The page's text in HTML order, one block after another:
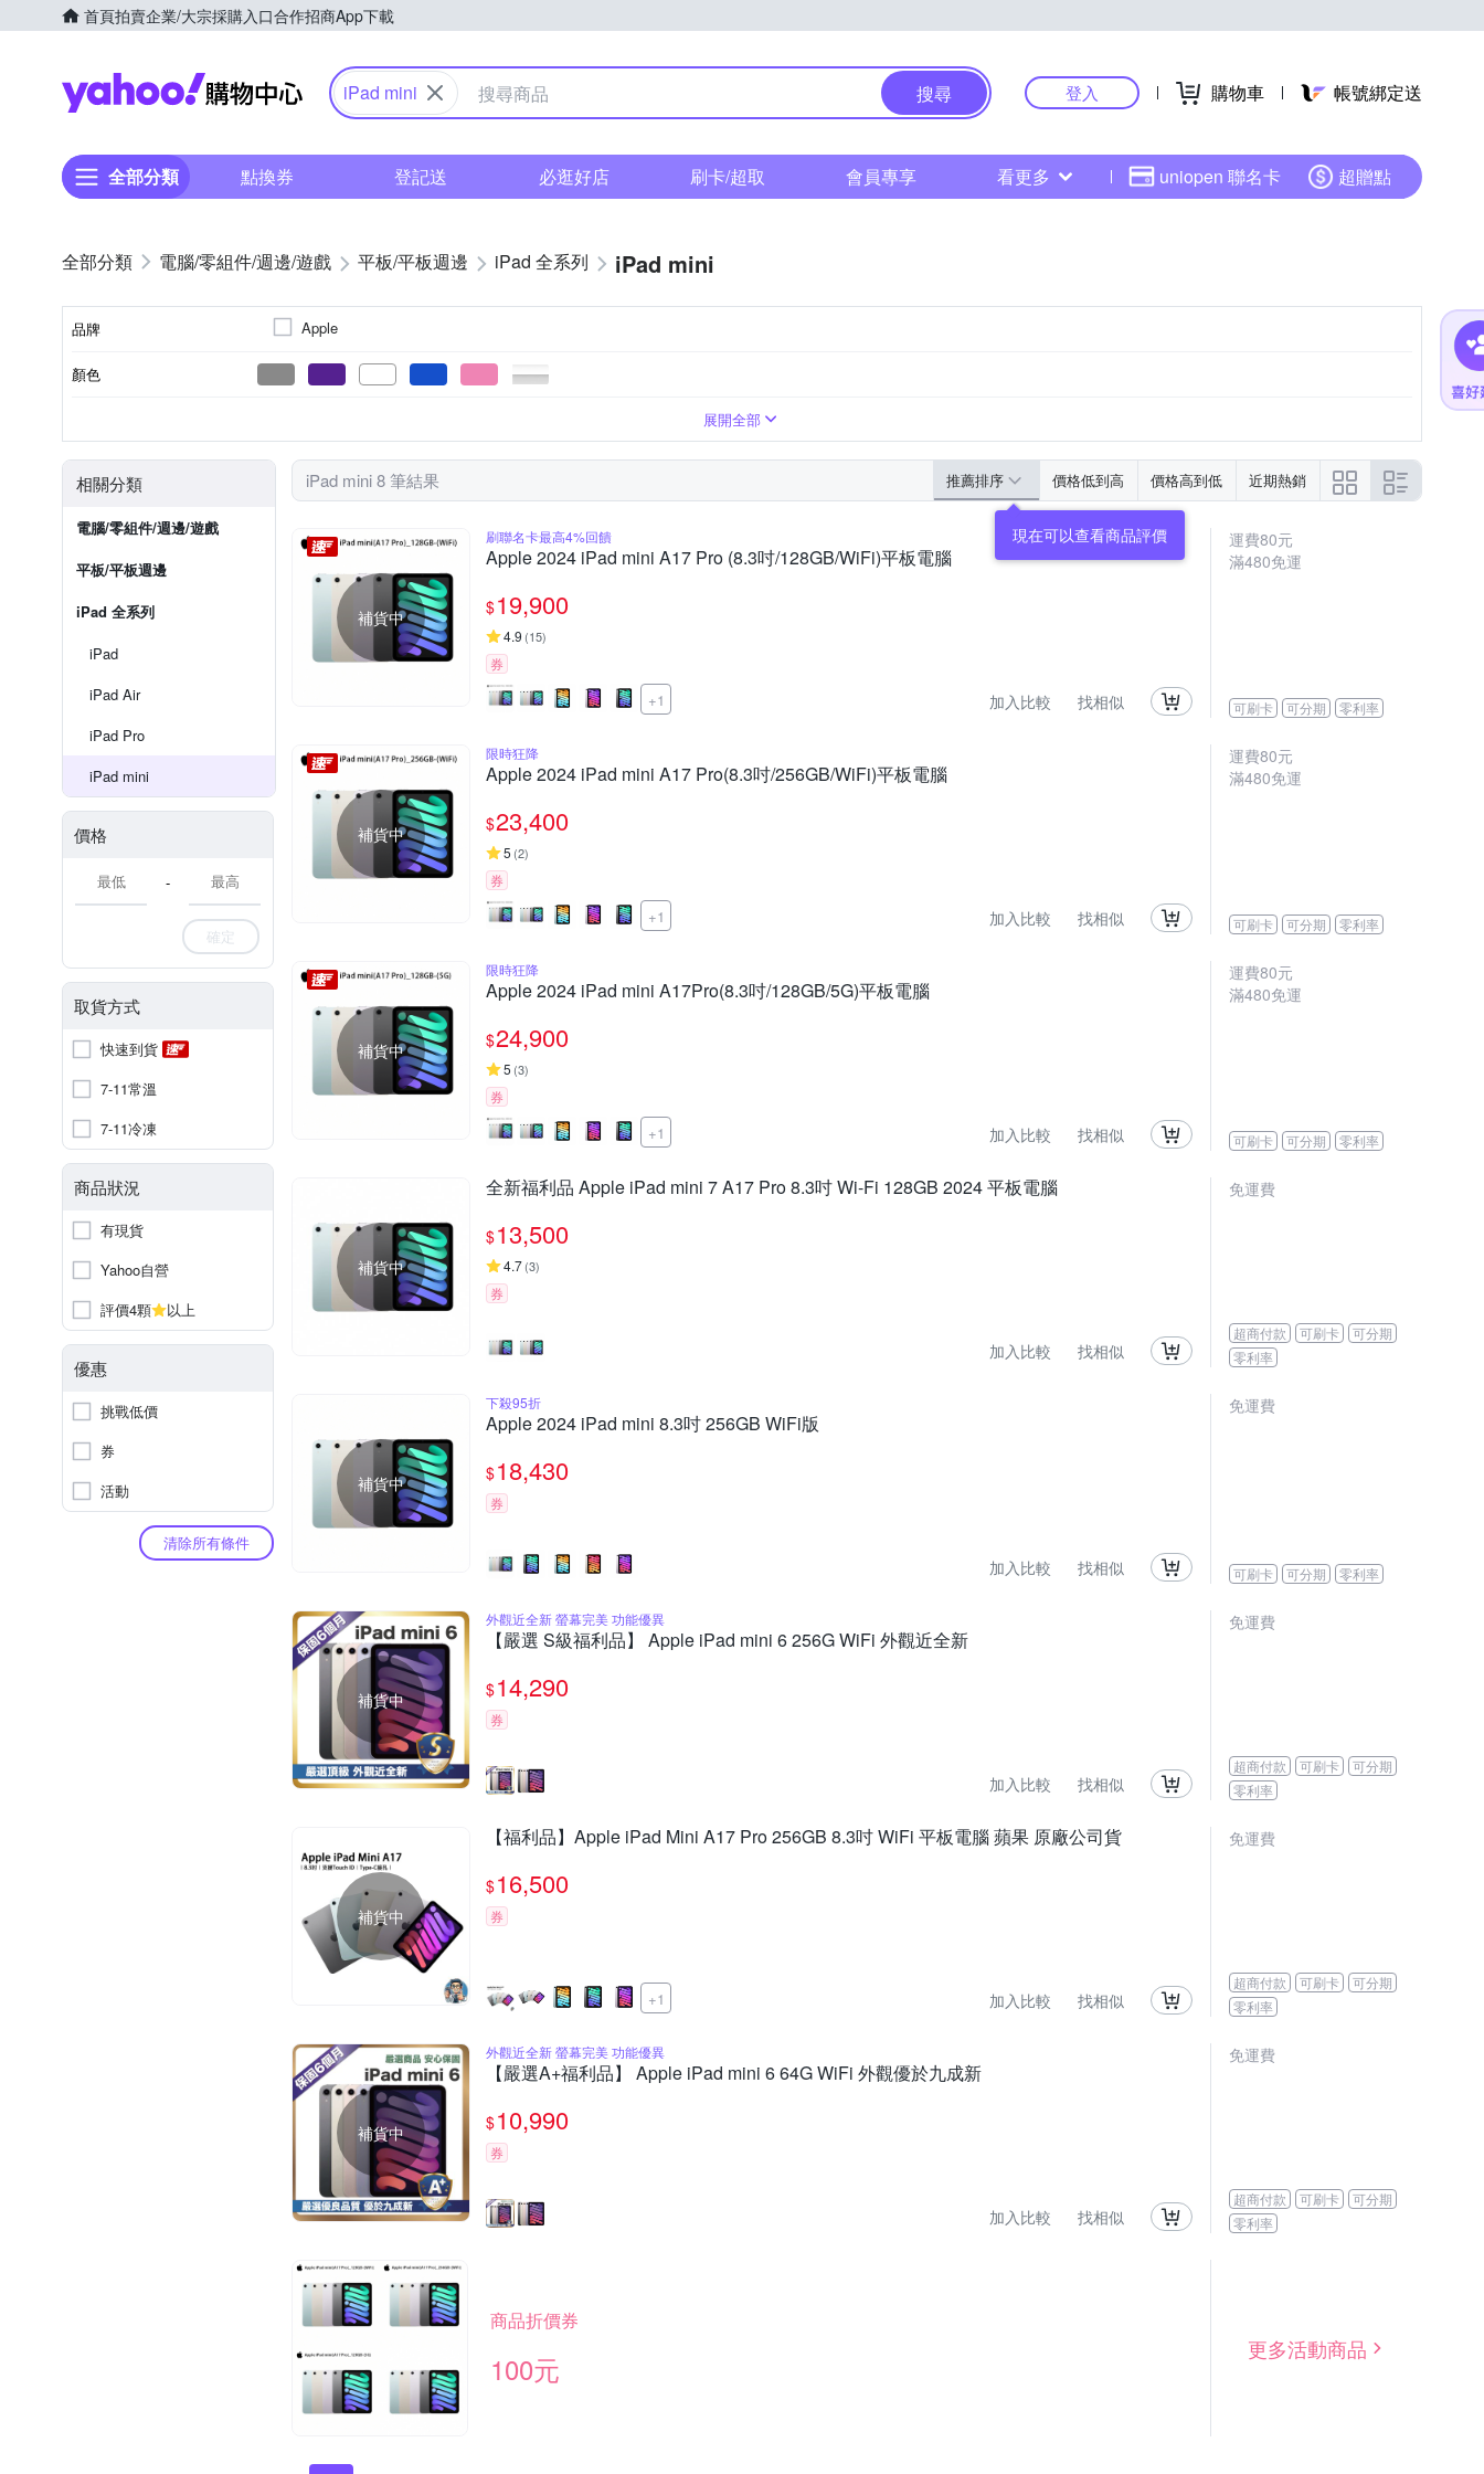
首頁拍賣企業/大宗採購入口合作招商App下載
Yahoo購物中心
iPad mini 搜尋 登入 購物車 帳號綁定送
全部分類 點換券 登記送 必逛好店 刷卡/超取 會員專享 看更多 uniopen 聯名卡 超贈點
電腦/零組件/週邊/遊戲 平板/平板週邊 iPad 全系列 iPad mini
品牌 Apple
顏色
加速度計 氣壓感應器
展開全部
相關分類
電腦/零組件/週邊/遊戲
平板/平板週邊
iPad 全系列
iPad
iPad Air
iPad Pro
iPad mini
價格
-
確定
取貨方式
快速到貨
7-11常溫
7-11冷凍
商品狀況
有現貨
Yahoo自營
評價4顆
以上
優惠
挑戰低價
券
活動
清除所有條件
iPad mini 8 筆結果 推薦排序 價格低到高 價格高到低 近期熱銷
現在可以查看商品評價
補貨中
刷聯名卡最高4%回饋
Apple 2024 iPad mini A17 Pro (8.3吋/128GB/WiFi)平板電腦
$19,900
4.9 (15)
券
+1 加入比較 找相似
運費80元
滿480免運
可刷卡 可分期 零利率
補貨中
限時狂降
Apple 2024 iPad mini A17 Pro(8.3吋/256GB/WiFi)平板電腦
$23,400
5 (2)
券
+1 加入比較 找相似
運費80元
滿480免運
可刷卡 可分期 零利率
補貨中
限時狂降
Apple 2024 iPad mini A17Pro(8.3吋/128GB/5G)平板電腦
$24,900
5 (3)
券
+1 加入比較 找相似
運費80元
滿480免運
可刷卡 可分期 零利率
補貨中
全新福利品 Apple iPad mini 7 A17 Pro 8.3吋 Wi-Fi 128GB 2024 平板電腦
$13,500
4.7(3)
券
加入比較 找相似
免運費
超商付款 可刷卡
可分期
零利率
補貨中
下殺95折
Apple 2024 iPad mini 8.3吋 256GB WiFi版
$18,430
券
加入比較 找相似
免運費
可刷卡 可分期 零利率
補貨中
外觀近全新 螢幕完美 功能優異
【嚴選 S級福利品】 Apple iPad mini 6 256G WiFi 外觀近全新
$14,290
券
加入比較 找相似
免運費
超商付款 可刷卡
可分期
零利率
補貨中
【福利品】Apple iPad Mini A17 Pro 256GB 8.3吋 WiFi 平板電腦 蘋果 原廠公司貨
$16,500
券
+1 加入比較 找相似
免運費
超商付款 可刷卡
可分期
零利率
補貨中
外觀近全新 螢幕完美 功能優異
【嚴選A+福利品】 Apple iPad mini 6 64G WiFi 外觀優於九成新
$10,990
券
加入比較 找相似
免運費
超商付款 可刷卡
可分期
零利率
商品折價券
100元
更多活動商品